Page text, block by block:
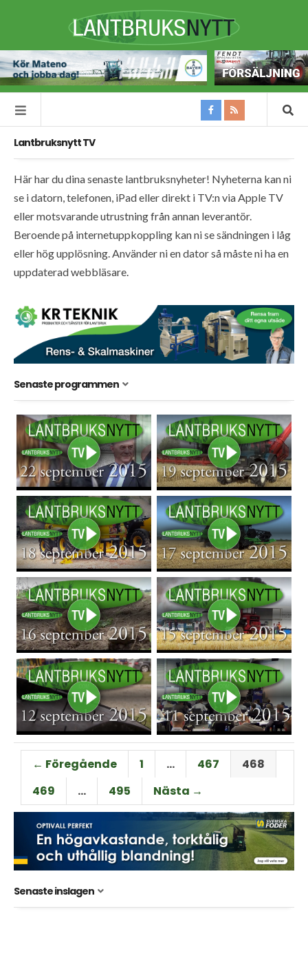
Lantbruksnytt TV
Här har du dina senaste lantbruksnyheter! Nyheterna kan ni
se i datorn, telefonen, iPad eller direkt i TV:n via Apple TV
eller motsvarande utrustning från annan leverantör.
Beroende på internetuppkoppling kan ni se sändningen i låg
eller hög upplösning. Använder ni en dator så måste ni ha en
uppdaterad webbläsare.
Senaste programmen
← Föregående 1 … 467
468
469
… 495 Nästa →
Senaste inslagen